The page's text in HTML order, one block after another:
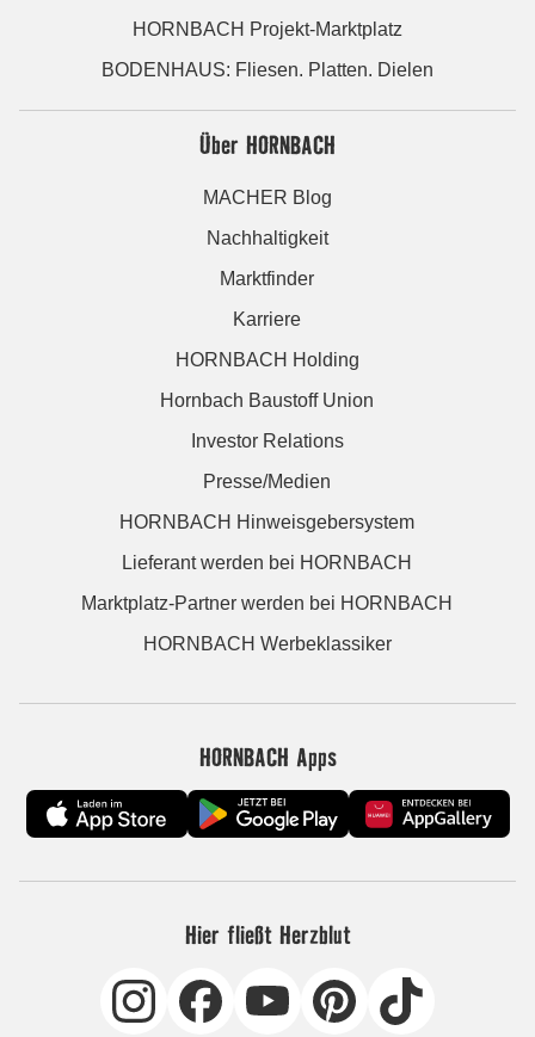
HORNBACH Projekt-Marktplatz
BODENHAUS: Fliesen. Platten. Dielen
Über HORNBACH
MACHER Blog
Nachhaltigkeit
Marktfinder
Karriere
HORNBACH Holding
Hornbach Baustoff Union
Investor Relations
Presse/Medien
HORNBACH Hinweisgebersystem
Lieferant werden bei HORNBACH
Marktplatz-Partner werden bei HORNBACH
HORNBACH Werbeklassiker
HORNBACH Apps
Hier fließt Herzblut